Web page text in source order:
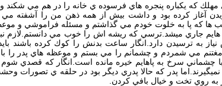
كه يكباره پنجره هاي فرسوده ي خانه را در هم مي شكند
آغاز كرده بود و داشت بيش از همه ذهن من را آشفته
ها كه پا به خلوت خودم مي گذاشتم و مسئله فراموشي و
جاري ميشد.ترسي كه ريشه اش را خوب مي
به ترسيدن دارد.انگار ساعت بدنش را كوك كرده باشند
مي شمردم و چشمانم را مي بستم و موعظه هاي پدر را
و با چشماني سرخ به پاهايم خيره مانده است.انگار كه
پدر كه حالا پدري ديگر بود در حلقه ي تصورات
به روي تخت و خيال بافي كردن.